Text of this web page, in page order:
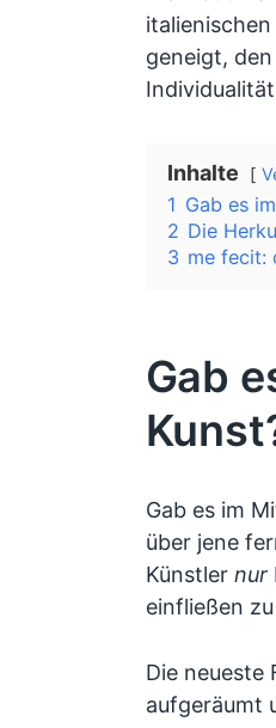
geneigt,
Inhalte
1 Gab es
2 Die
3 me fecit:
Gab
Gab es im
über jene
Künstler nur
einfließen
Die neueste
aufgeräumt